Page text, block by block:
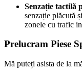
Senzație tactilă
senzație plăcută
zonele cu trafic
Prelucram Piese
Mă puteți asista de la